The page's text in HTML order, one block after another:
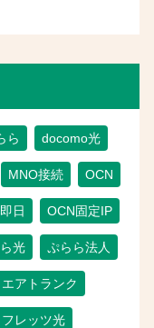
ら docomo光
MNO接続 OCN
日 OCN固定IP
光 ぷらら法人
エアトランク
フレッツ光